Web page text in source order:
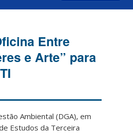
Entre
e Arte” para
Ambiental (DGA), em
Estudos da Terceira